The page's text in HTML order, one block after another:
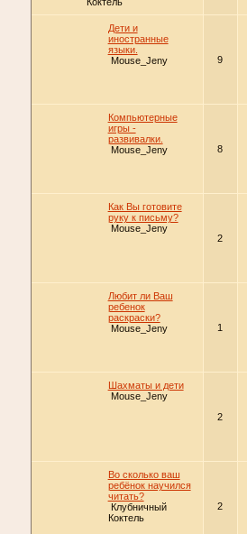
Дети и
иностранные
языки.
Mouse_Jeny
9
Компьютерные
игры -
развивалки.
Mouse_Jeny
8
Как Вы готовите
руку к письму?
Mouse_Jeny
2
Любит ли Ваш
ребенок
раскраски?
Mouse_Jeny
1
Шахматы и дети
Mouse_Jeny
2
Во сколько ваш
ребёнок научился
читать?
Клубничный
Коктель
2